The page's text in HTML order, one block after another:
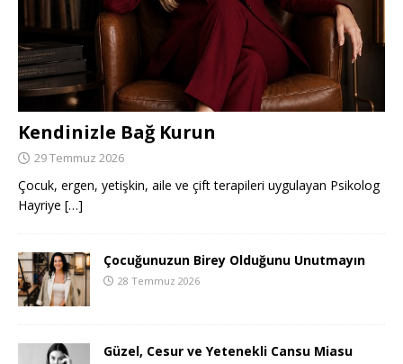
Kendinizle Bağ Kurun
29 Temmuz 2026
Çocuk, ergen, yetişkin, aile ve çift terapileri uygulayan Psikolog
Hayriye […]
Çocuğunuzun Birey Olduğunu Unutmayın
28 Temmuz 2026
Güzel, Cesur ve Yetenekli Cansu Miasu